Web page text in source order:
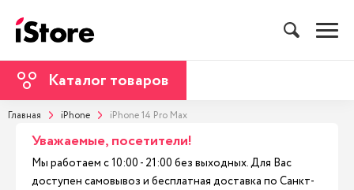
Каталог товаров
Главная iPhone iPhone 14 Pro Max
Уважаемые, посетители!
Мы работаем с 10:00 - 21:00 без выходных. Для Вас
доступен самовывоз и бесплатная доставка по Санкт-